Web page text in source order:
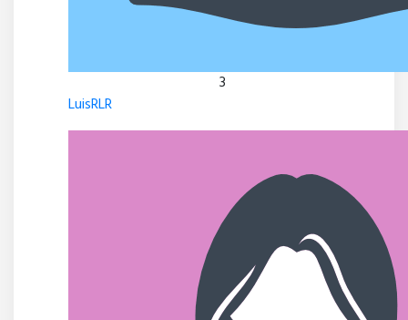
3
LuisRLR